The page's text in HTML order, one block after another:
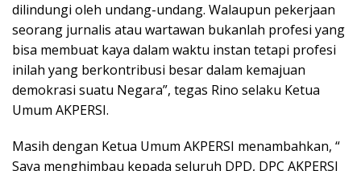
dilindungi oleh undang-undang. Walaupun pekerjaan
seorang jurnalis atau wartawan bukanlah profesi yang
bisa membuat kaya dalam waktu instan tetapi profesi
inilah yang berkontribusi besar dalam kemajuan
demokrasi suatu Negara”, tegas Rino selaku Ketua
Umum AKPERSI.
Masih dengan Ketua Umum AKPERSI menambahkan, “
Saya menghimbau kepada seluruh DPD, DPC AKPERSI